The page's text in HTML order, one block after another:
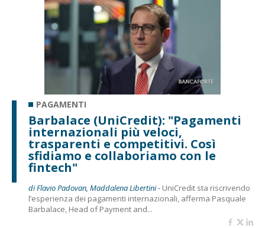
PAGAMENTI
Barbalace (UniCredit): "Pagamenti
internazionali più veloci,
trasparenti e competitivi. Così
sfidiamo e collaboriamo con le
fintech"
di Flavio Padovan, Maddalena Libertini - UniCredit sta riscrivendo
l’esperienza dei pagamenti internazionali, afferma Pasquale
Barbalace, Head of Payment and...